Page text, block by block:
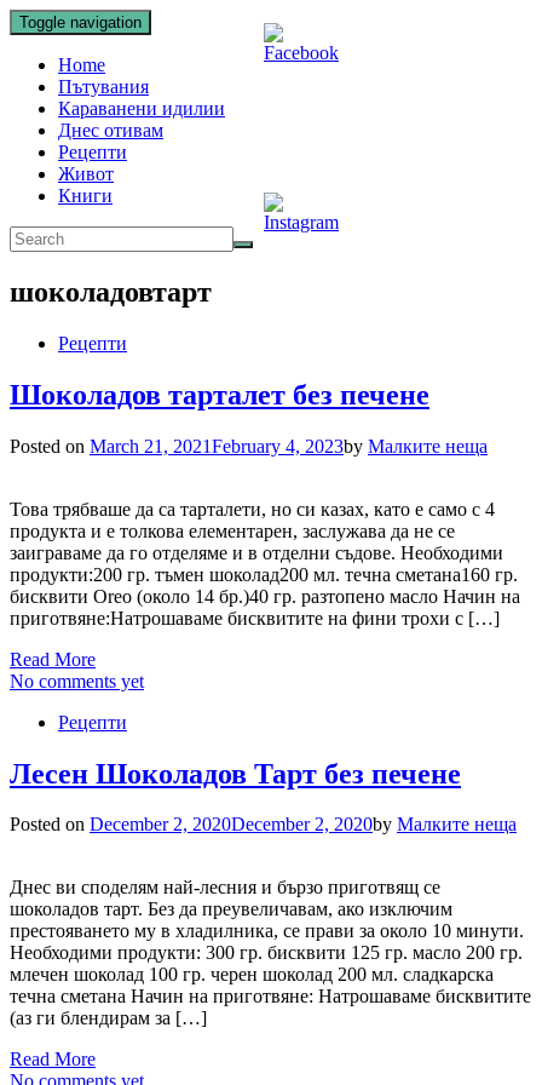
Toggle navigation
Home
Пътувания
Караванени идилии
Днес отивам
Рецепти
Живот
Книги
шоколадовтарт
Рецепти
Шоколадов тарталет без печене
Posted on March 21, 2021February 4, 2023by Малките неща
Това трябваше да са тарталети, но си казах, като е само с 4
продукта и е толкова елементарен, заслужава да не се
заиграваме да го отделяме и в отделни съдове. Необходими
продукти:200 гр. тъмен шоколад200 мл. течна сметана160 гр.
бисквити Oreo (около 14 бр.)40 гр. разтопено масло Начин на
приготвяне:Натрошаваме бисквитите на фини трохи с […]
Read More
No comments yet
Рецепти
Лесен Шоколадов Тарт без печене
Posted on December 2, 2020December 2, 2020by Малките неща
Днес ви споделям най-лесния и бързо приготвящ се
шоколадов тарт. Без да преувеличавам, ако изключим
престояването му в хладилника, се прави за около 10 минути.
Необходими продукти: 300 гр. бисквити 125 гр. масло 200 гр.
млечен шоколад 100 гр. черен шоколад 200 мл. сладкарска
течна сметана Начин на приготвяне: Натрошаваме бисквитите
(аз ги блендирам за […]
Read More